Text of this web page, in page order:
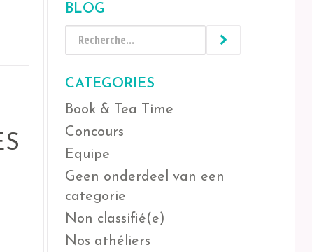
BLOG
CATEGORIES
Book & Tea Time
Concours
Equipe
Geen onderdeel van een
categorie
Non classifié(e)
Nos athéliers